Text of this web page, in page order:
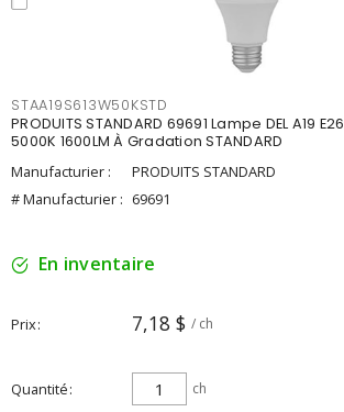
STAA19S613W50KSTD
PRODUITS STANDARD 69691 Lampe DEL A19
5000K 1600LM À Gradation STANDARD
Manufacturier :
PRODUITS STANDARD
# Manufacturier : 69691
En inventaire
Prix 7,18 $ / ch
Quantité ch